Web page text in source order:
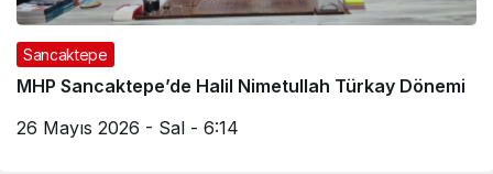
Sancaktepe
MHP Sancaktepe’de Halil Nimetullah Türkay Dönemi
26 Mayıs 2026 - Sal - 6:14